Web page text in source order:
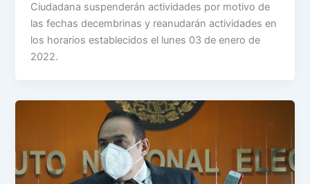
Ciudadana suspenderán actividades por motivo de
las fechas decembrinas y reanudarán actividades en
los horarios establecidos el lunes 03 de enero de
2022.